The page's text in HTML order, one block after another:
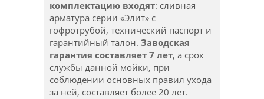
комплектацию входят: сливная
арматура серии «Элит» с
гофротрубой, технический паспорт и
гарантийный талон. Заводская
гарантия составляет 7 лет, а срок
службы данной мойки, при
соблюдении основных правил ухода
за ней, составляет более 20 лет.